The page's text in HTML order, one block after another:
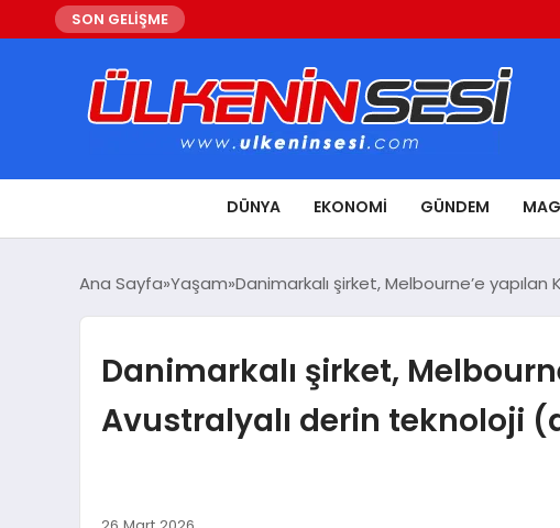
SON GELİŞME
DÜNYA EKONOMI GÜNDEM
Ana Sayfa Yaşam Danimarkalı şirket, Melbourne’e
Danimarkalı şirket,
Avustralyalı derin teknoloji